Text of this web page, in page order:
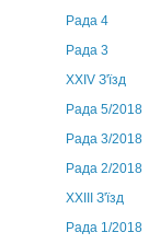
Рада 4
Рада 3
ХХIV З'їзд
Рада 5/2018
Рада 3/2018
Рада 2/2018
XXIII З'їзд
Рада 1/2018